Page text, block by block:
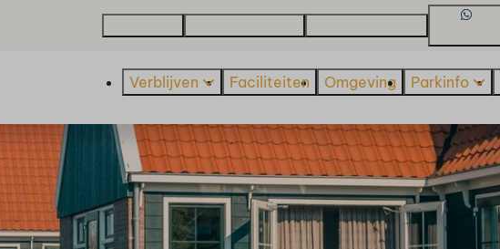
Verblijven Faciliteiten Omgeving Parkinfo